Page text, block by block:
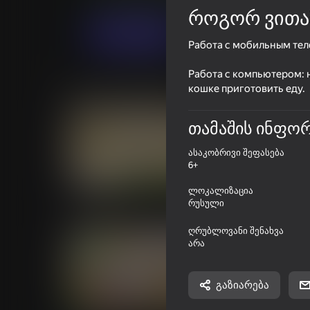
Musical Pets! Cute
28
როგორ
Работа с мобильным
Работа с компьютером:
кошке приготовить еду.
თამაშის
ასაკობრივი შეფასება
6+
ლოკალიზაცია
რუსული
ღრუბლოვანი შენახვა
არა
გაზიარება